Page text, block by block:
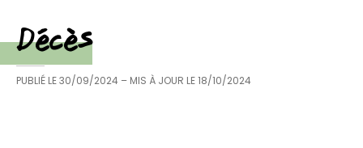
Décès
PUBLIÉ LE30/09/2024 – MIS À JOUR LE18/10/2024